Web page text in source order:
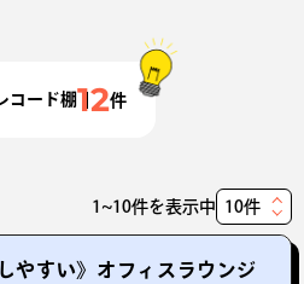
コード棚12件
1~10件を表示中
表
件
やすい》オフィスラウンジ